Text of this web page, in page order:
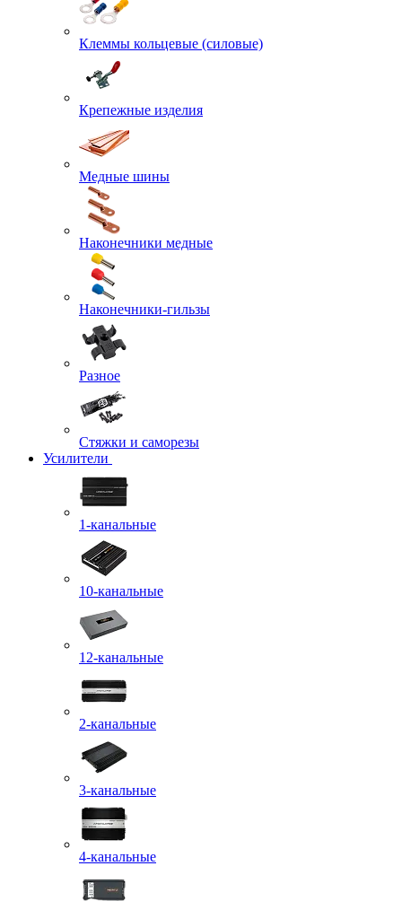
Клеммы кольцевые (силовые)
Крепежные изделия
Медные шины
Наконечники медные
Наконечники-гильзы
Разное
Стяжки и саморезы
Усилители
1-канальные
10-канальные
12-канальные
2-канальные
3-канальные
4-канальные